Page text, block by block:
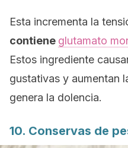
Esta incrementa la
contiene glutamato
Estos ingrediente
gustativas y aumentan
genera la dolencia.
10. Conservas de